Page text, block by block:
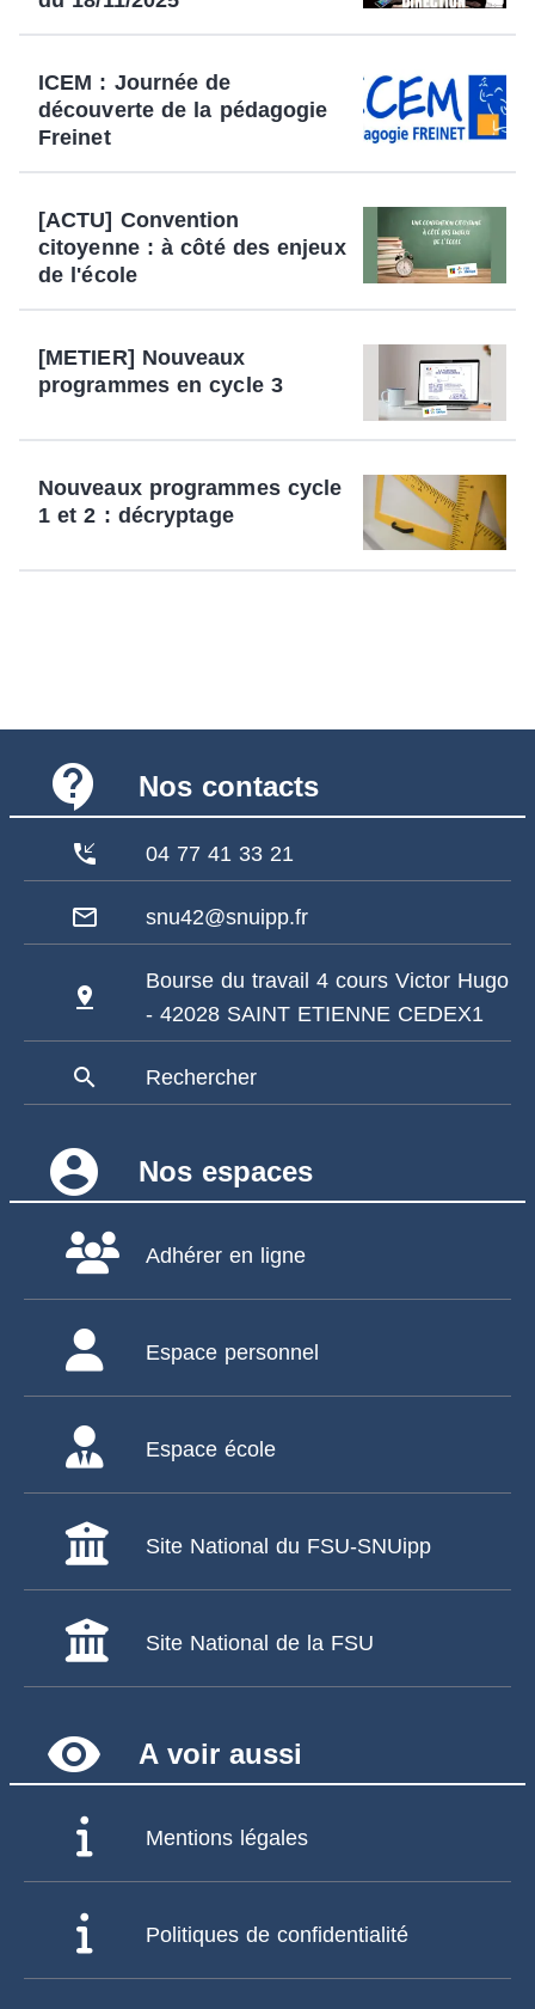
ICEM : Journée de
découverte de la pédagogie
Freinet
[ACTU] Convention
citoyenne : à côté des enjeux
de l'école
[METIER] Nouveaux
programmes en cycle 3
Nouveaux programmes cycle
1 et 2 : décryptage
contact_support Nos contacts
phone_callback 04 77 41 33 21
mail_outline snu42@snuipp.fr
pin_drop
Bourse du travail 4 cours Victor Hugo
- 42028 SAINT ETIENNE CEDEX1
search Rechercher
account_circle Nos espaces
Adhérer en ligne
Espace personnel
Espace école
Site National du FSU-SNUipp
Site National de la FSU
remove_red_eye A voir aussi
Mentions légales
Politiques de confidentialité